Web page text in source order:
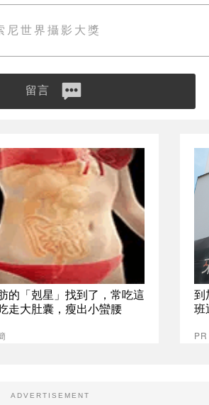
尼世界攝影大獎
留言
的「剋星」找到了，常吃這
走大肚囊，瘦出小蠻腰
到
班
ADVERTISEMENT